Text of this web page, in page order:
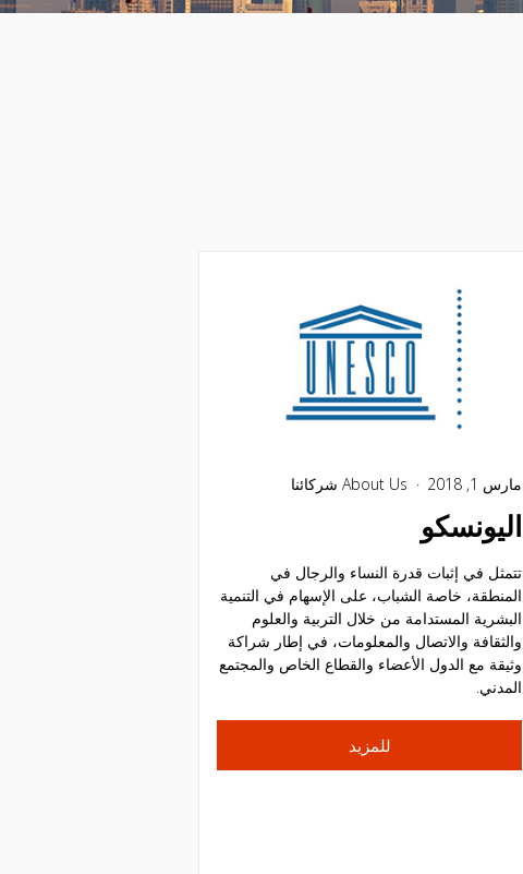
مارس 1, 2018 About Us شركائنا
اليونسكو
تتمثل في إثبات قدرة النساء والرجال في
المنطقة، خاصة الشباب، على الإسهام في التنمية
البشرية المستدامة من خلال التربية والعلوم
والثقافة والاتصال والمعلومات، في إطار شراكة
وثيقة مع الدول الأعضاء والقطاع الخاص والمجتمع
المدني.
للمزيد